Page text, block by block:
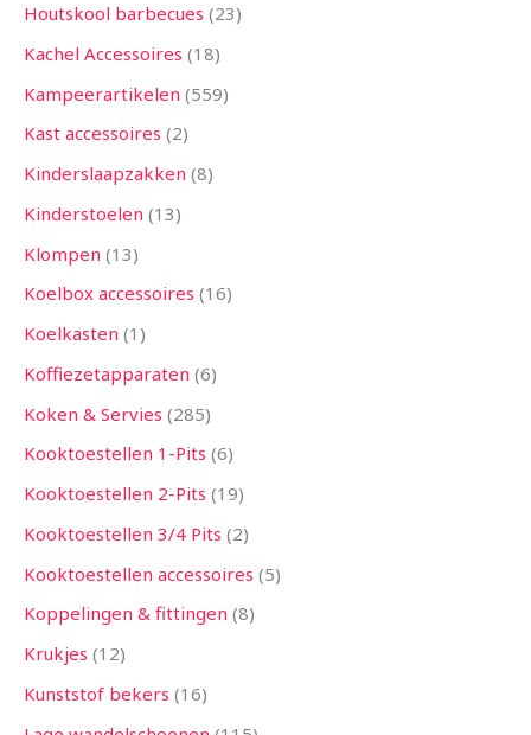
Houtskool barbecues 23
Kachel Accessoires 18
Kampeerartikelen 559
Kast accessoires 2
Kinderslaapzakken 8
Kinderstoelen 13
Klompen 13
Koelbox accessoires 16
Koelkasten 1
Koffiezetapparaten 6
Koken & Servies 285
Kooktoestellen 1-Pits 6
Kooktoestellen 2-Pits 19
Kooktoestellen 3/4 Pits 2
Kooktoestellen accessoires 5
Koppelingen & fittingen 8
Krukjes 12
Kunststof bekers 16